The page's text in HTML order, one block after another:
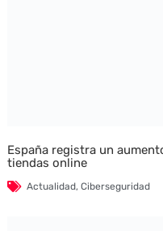
España registra un
tiendas online
Actualidad, Ciberseguridad